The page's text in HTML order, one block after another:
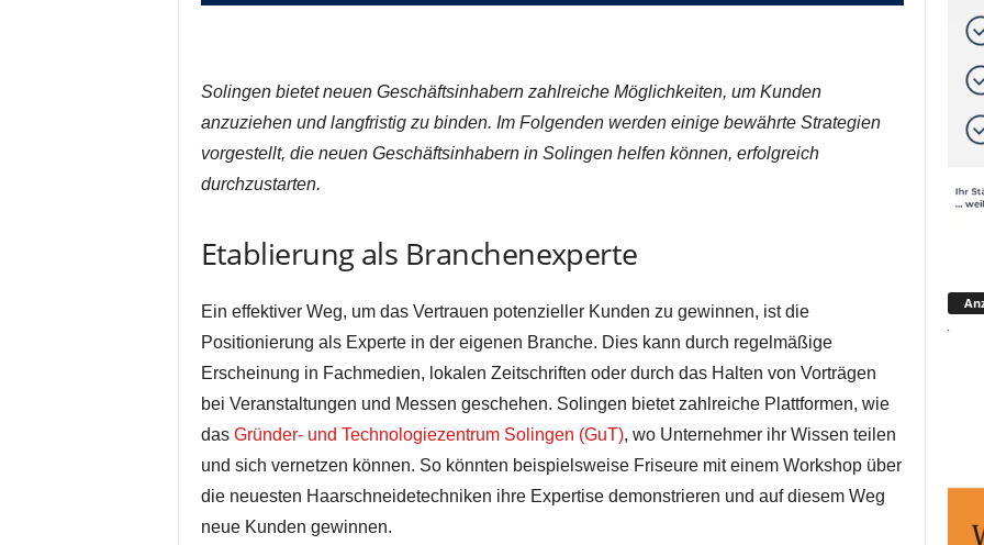
Solingen bietet neuen Geschäftsinhabern zahlreiche Möglichkeiten, um Kunden
anzuziehen und langfristig zu binden. Im Folgenden werden einige bewährte Strategien
vorgestellt, die neuen Geschäftsinhabern in Solingen helfen können, erfolgreich
durchzustarten.
Etablierung als Branchenexperte
Ein effektiver Weg, um das Vertrauen potenzieller Kunden zu gewinnen, ist die
Positionierung als Experte in der eigenen Branche. Dies kann durch regelmäßige
Erscheinung in Fachmedien, lokalen Zeitschriften oder durch das Halten von Vorträgen
bei Veranstaltungen und Messen geschehen. Solingen bietet zahlreiche Plattformen, wie
das Gründer- und Technologiezentrum Solingen (GuT), wo Unternehmer ihr Wissen teilen
und sich vernetzen können. So könnten beispielsweise Friseure mit einem Workshop über
die neuesten Haarschneidetechniken ihre Expertise demonstrieren und auf diesem Weg
neue Kunden gewinnen.